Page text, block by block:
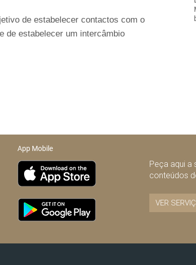
de estabelecer contactos com o
de estabelecer um intercâmbio
App Mobile
Peça aqui a
conteúdos
VER